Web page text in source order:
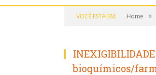
VOCÊ ESTÁ EM: Home »
bioquímicos/